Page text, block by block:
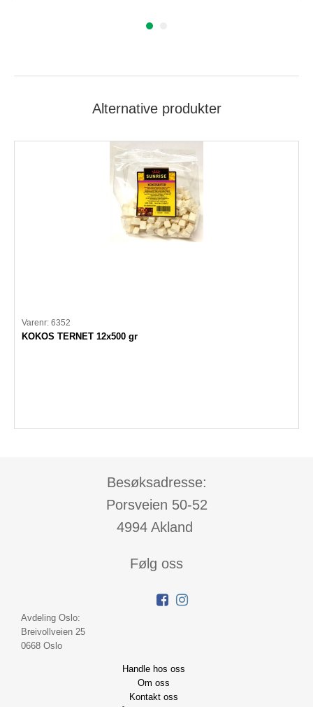
Alternative produkter
Varenr: 6352
KOKOS TERNET 12x500 gr
Besøksadresse:
Porsveien 50-52
4994 Akland
Følg oss
Avdeling Oslo:
Breivollveien 25
0668 Oslo
Handle hos oss
Om oss
Kontakt oss